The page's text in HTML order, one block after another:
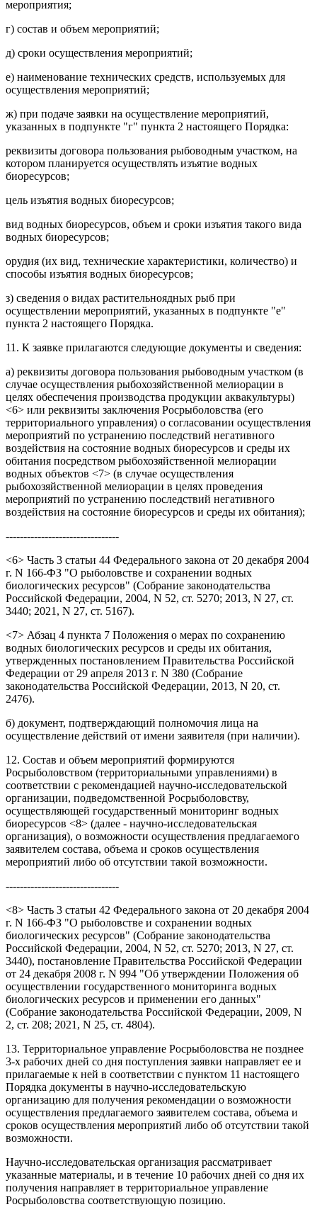
мероприятия;
г) состав и объем мероприятий;
д) сроки осуществления мероприятий;
е) наименование технических средств, используемых для
осуществления мероприятий;
ж) при подаче заявки на осуществление мероприятий,
указанных в подпункте "г" пункта 2 настоящего Порядка:
реквизиты договора пользования рыбоводным участком, на
котором планируется осуществлять изъятие водных
биоресурсов;
цель изъятия водных биоресурсов;
вид водных биоресурсов, объем и сроки изъятия такого вида
водных биоресурсов;
орудия (их вид, технические характеристики, количество) и
способы изъятия водных биоресурсов;
з) сведения о видах растительноядных рыб при
осуществлении мероприятий, указанных в подпункте "е"
пункта 2 настоящего Порядка.
11. К заявке прилагаются следующие документы и сведения:
а) реквизиты договора пользования рыбоводным участком (в
случае осуществления рыбохозяйственной мелиорации в
целях обеспечения производства продукции аквакультуры)
<6> или реквизиты заключения Росрыболовства (его
территориального управления) о согласовании осуществления
мероприятий по устранению последствий негативного
воздействия на состояние водных биоресурсов и среды их
обитания посредством рыбохозяйственной мелиорации
водных объектов <7> (в случае осуществления
рыбохозяйственной мелиорации в целях проведения
мероприятий по устранению последствий негативного
воздействия на состояние биоресурсов и среды их обитания);
--------------------------------
<6> Часть 3 статьи 44 Федерального закона от 20 декабря 2004
г. N 166-ФЗ "О рыболовстве и сохранении водных
биологических ресурсов" (Собрание законодательства
Российской Федерации, 2004, N 52, ст. 5270; 2013, N 27, ст.
3440; 2021, N 27, ст. 5167).
<7> Абзац 4 пункта 7 Положения о мерах по сохранению
водных биологических ресурсов и среды их обитания,
утвержденных постановлением Правительства Российской
Федерации от 29 апреля 2013 г. N 380 (Собрание
законодательства Российской Федерации, 2013, N 20, ст.
2476).
б) документ, подтверждающий полномочия лица на
осуществление действий от имени заявителя (при наличии).
12. Состав и объем мероприятий формируются
Росрыболовством (территориальными управлениями) в
соответствии с рекомендацией научно-исследовательской
организации, подведомственной Росрыболовству,
осуществляющей государственный мониторинг водных
биоресурсов <8> (далее - научно-исследовательская
организация), о возможности осуществления предлагаемого
заявителем состава, объема и сроков осуществления
мероприятий либо об отсутствии такой возможности.
--------------------------------
<8> Часть 3 статьи 42 Федерального закона от 20 декабря 2004
г. N 166-ФЗ "О рыболовстве и сохранении водных
биологических ресурсов" (Собрание законодательства
Российской Федерации, 2004, N 52, ст. 5270; 2013, N 27, ст.
3440), постановление Правительства Российской Федерации
от 24 декабря 2008 г. N 994 "Об утверждении Положения об
осуществлении государственного мониторинга водных
биологических ресурсов и применении его данных"
(Собрание законодательства Российской Федерации, 2009, N
2, ст. 208; 2021, N 25, ст. 4804).
13. Территориальное управление Росрыболовства не позднее
3-х рабочих дней со дня поступления заявки направляет ее и
прилагаемые к ней в соответствии с пунктом 11 настоящего
Порядка документы в научно-исследовательскую
организацию для получения рекомендации о возможности
осуществления предлагаемого заявителем состава, объема и
сроков осуществления мероприятий либо об отсутствии такой
возможности.
Научно-исследовательская организация рассматривает
указанные материалы, и в течение 10 рабочих дней со дня их
получения направляет в территориальное управление
Росрыболовства соответствующую позицию.